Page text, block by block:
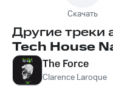
Скачать
Другие треки
Tech House
The Force
Clarence Laroque